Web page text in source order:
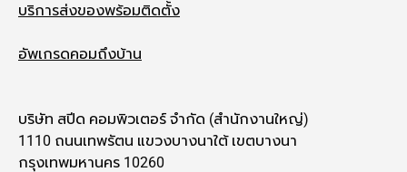
บริการส่งของพร้อมติดตั้ง
อัพเกรดคอมถึงบ้าน
บริษัท สปีด คอมพิวเตอร์ จำกัด (สำนักงานใหญ่)
1110 ถนนเทพรัตน แขวงบางนาใต้ เขตบางนา
กรุงเทพมหานคร 10260